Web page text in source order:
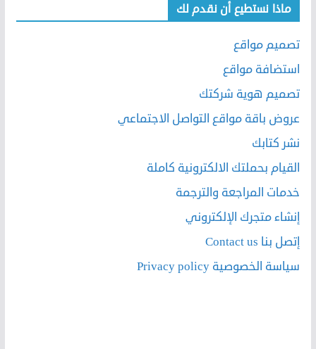
ماذا نستطيع أن نقدم لك
تصميم مواقع
استضافة مواقع
تصميم هوية شركتك
عروض باقة مواقع التواصل الاجتماعي
نشر كتابك
القيام بحملتك الالكترونية كاملة
خدمات المراجعة والترجمة
إنشاء متجرك الإلكتروني
إتصل بنا Contact us
سياسة الخصوصية Privacy policy